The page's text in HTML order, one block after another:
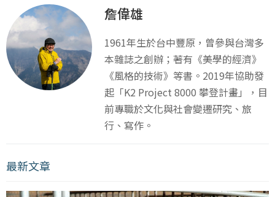
詹偉雄
1961年生於台中豐原，曾參與台灣多
本雜誌之創辦；著有《美學的經濟》
《風格的技術》等書。2019年協助發
起「K2 Project 8000 攀登計畫」，目
前專職於文化與社會變遷研究、旅
行、寫作。
最新文章